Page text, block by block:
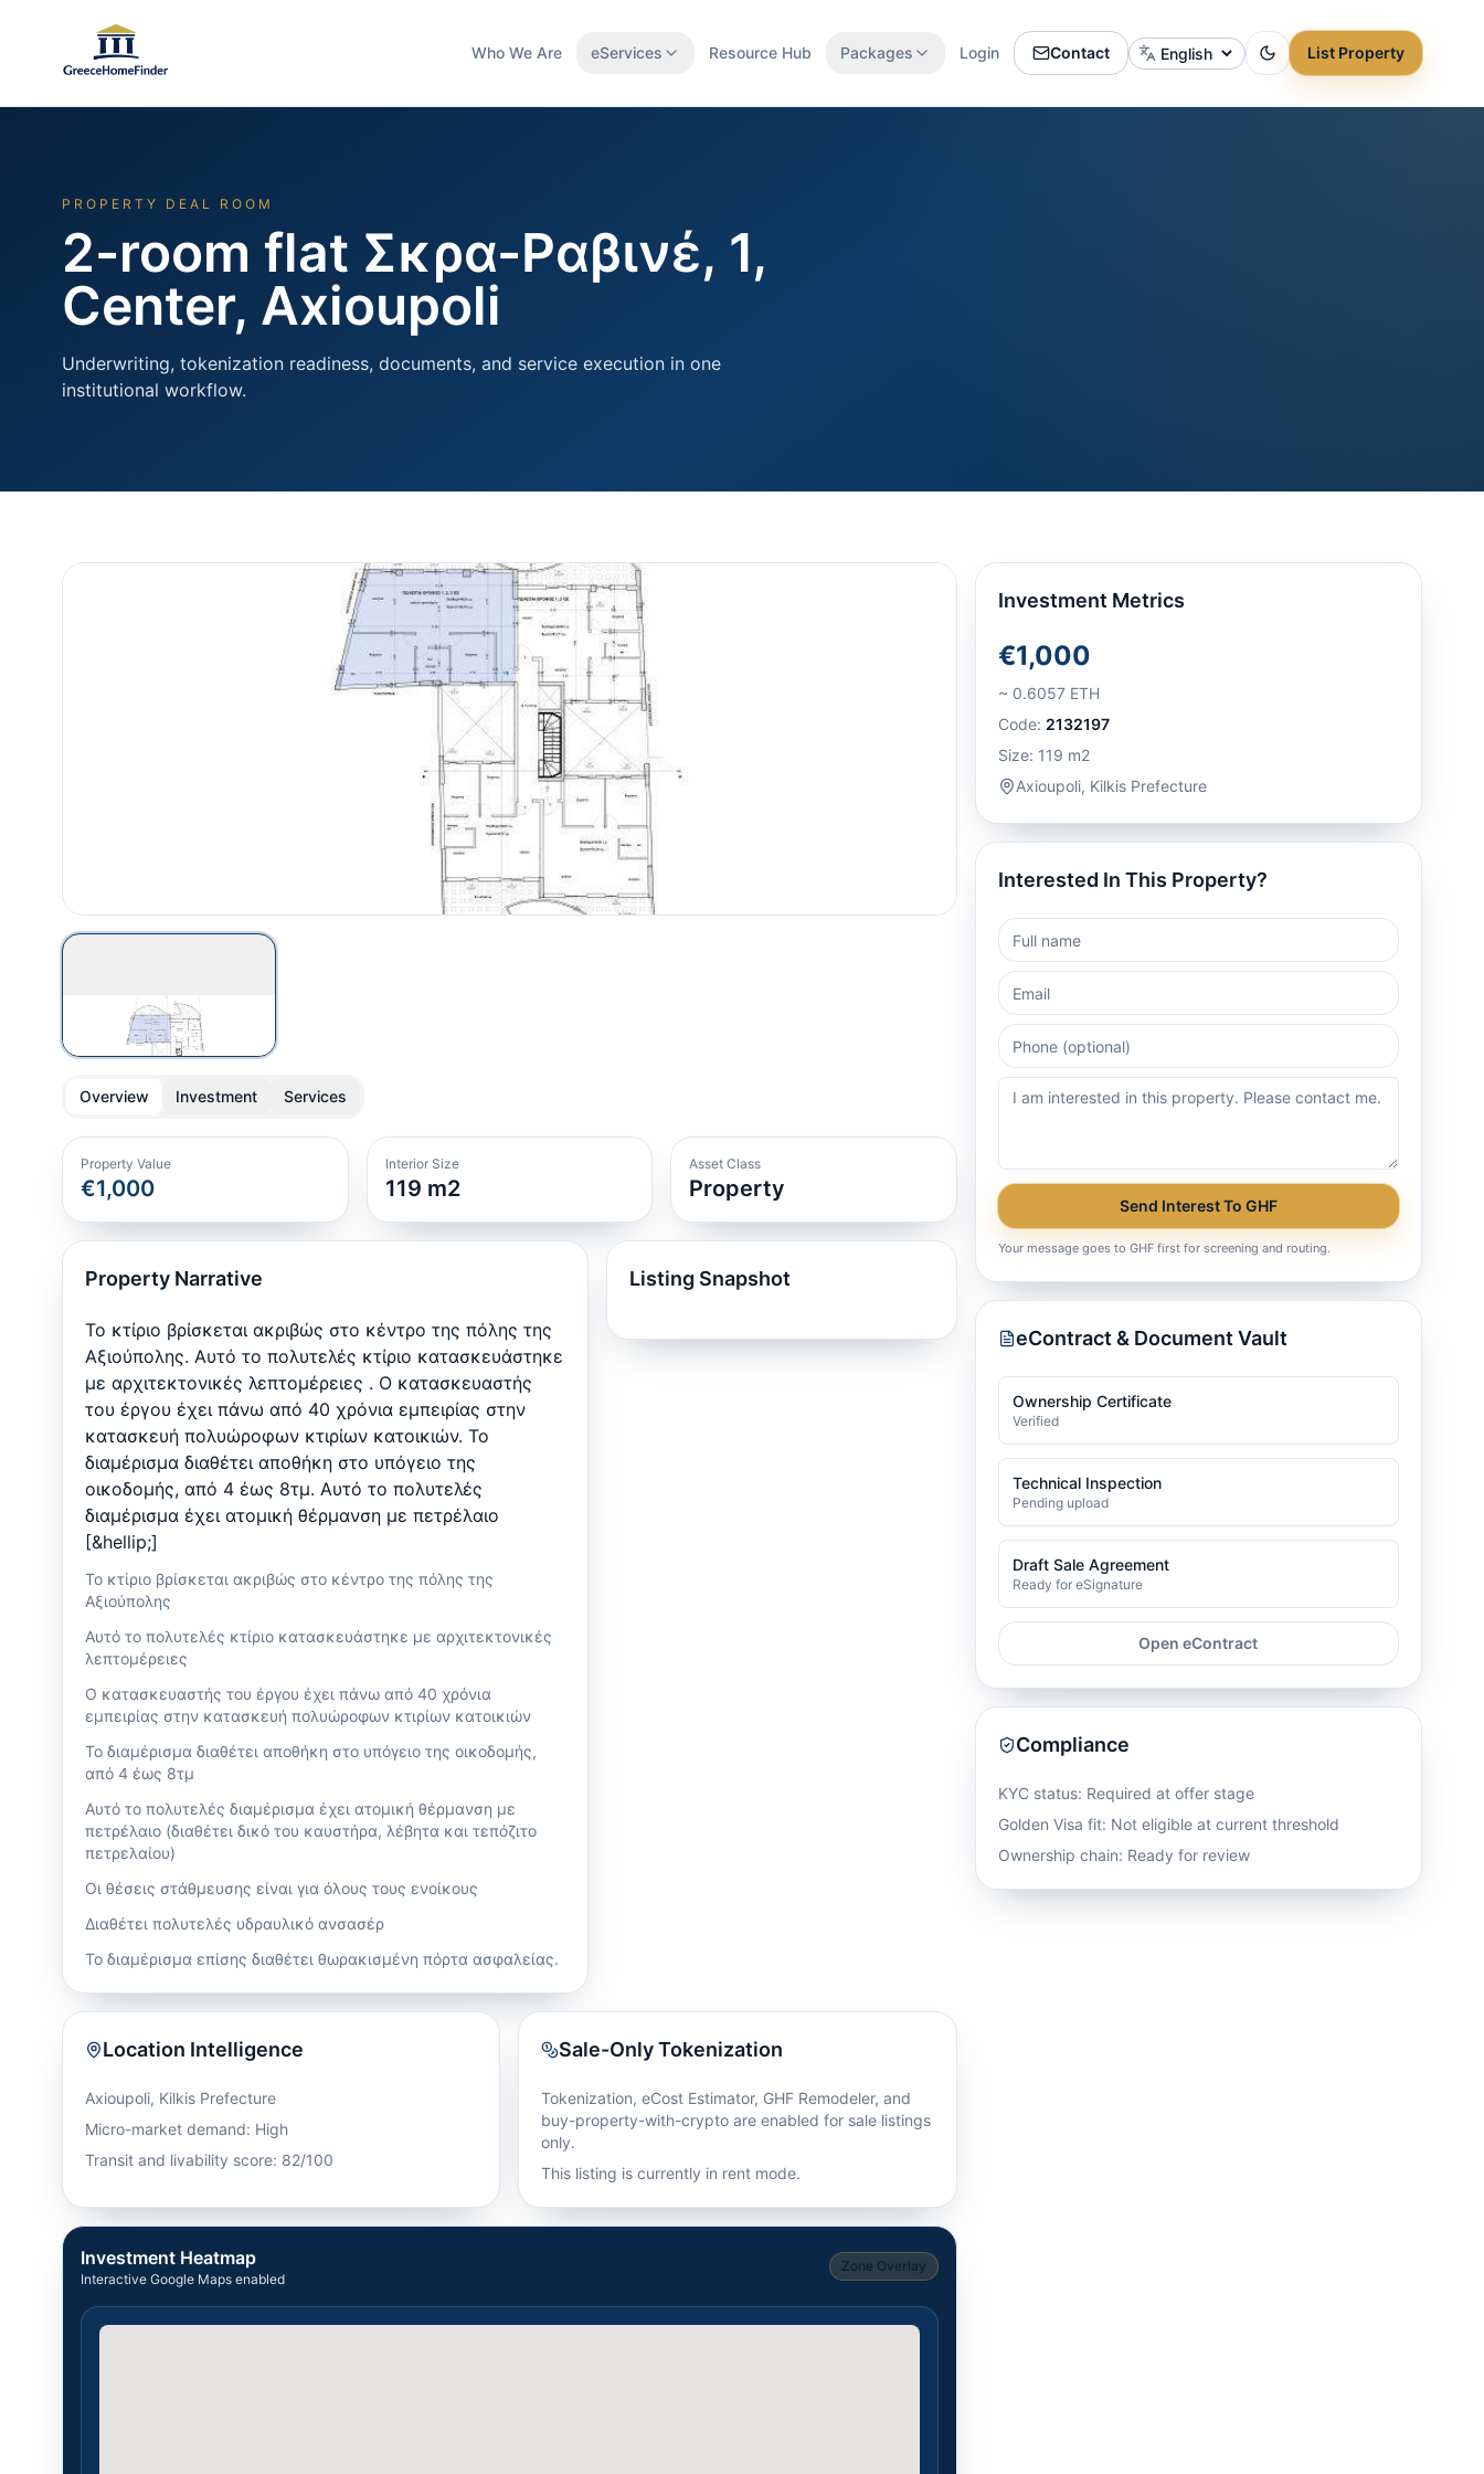
Who We Are eServices Resource Hub Packages Login Contact
Change language
List Property
PROPERTY DEAL ROOM
2-room flat Σκρα-Ραβινέ, 1,
Center, Axioupoli
Underwriting, tokenization readiness, documents, and service execution in one
institutional workflow.
Overview Investment Services
Property Value
€1,000
Interior Size
119 m2
Asset Class
Property
Property Narrative
Το κτίριο βρίσκεται ακριβώς στο κέντρο της πόλης της
Αξιούπολης. Αυτό το πολυτελές κτίριο κατασκευάστηκε
με αρχιτεκτονικές λεπτομέρειες . Ο κατασκευαστής
του έργου έχει πάνω από 40 χρόνια εμπειρίας στην
κατασκευή πολυώροφων κτιρίων κατοικιών. Το
διαμέρισμα διαθέτει αποθήκη στο υπόγειο της
οικοδομής, από 4 έως 8τμ. Αυτό το πολυτελές
διαμέρισμα έχει ατομική θέρμανση με πετρέλαιο
[&hellip;]
Το κτίριο βρίσκεται ακριβώς στο κέντρο της πόλης της
Αξιούπολης
Αυτό το πολυτελές κτίριο κατασκευάστηκε με αρχιτεκτονικές
λεπτομέρειες
Ο κατασκευαστής του έργου έχει πάνω από 40 χρόνια
εμπειρίας στην κατασκευή πολυώροφων κτιρίων κατοικιών
Το διαμέρισμα διαθέτει αποθήκη στο υπόγειο της οικοδομής,
από 4 έως 8τμ
Αυτό το πολυτελές διαμέρισμα έχει ατομική θέρμανση με
πετρέλαιο (διαθέτει δικό του καυστήρα, λέβητα και τεπόζιτο
πετρελαίου)
Οι θέσεις στάθμευσης είναι για όλους τους ενοίκους
Διαθέτει πολυτελές υδραυλικό ανσασέρ
Το διαμέρισμα επίσης διαθέτει θωρακισμένη πόρτα ασφαλείας.
Listing Snapshot
Location Intelligence
Axioupoli, Kilkis Prefecture
Micro-market demand: High
Transit and livability score: 82/100
Sale-Only Tokenization
Tokenization, eCost Estimator, GHF Remodeler, and
buy-property-with-crypto are enabled for sale listings
only.
This listing is currently in rent mode.
Investment Heatmap
Interactive Google Maps enabled
Zone Overlay
Investment Metrics
€1,000
~ 0.6057ETH
Code: 2132197
Size: 119 m2
Axioupoli, Kilkis Prefecture
Interested In This Property?
Send Interest To GHF
Your message goes to GHF first for screening and routing.
eContract & Document Vault
Ownership Certificate
Verified
Technical Inspection
Pending upload
Draft Sale Agreement
Ready for eSignature
Open eContract
Compliance
KYC status: Required at offer stage
Golden Visa fit: Not eligible at current threshold
Ownership chain: Ready for review